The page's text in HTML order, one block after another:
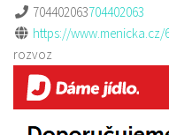
704402063704402063
https://www.menicka.cz/
rozvoz